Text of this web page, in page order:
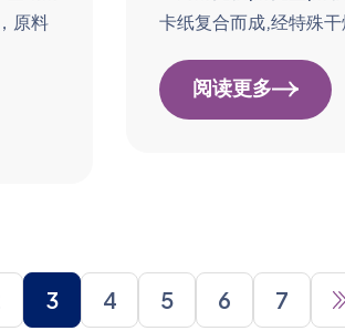
原料
卡纸复合而成,经特殊
阅读更多
3 4 5 6 7